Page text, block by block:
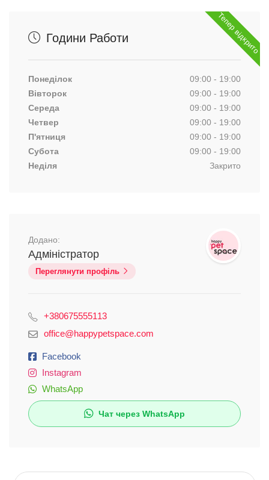
Тепер відкрито
Години Работи
Понеділок
09:00 - 19:00
Вівторок
09:00 - 19:00
Середа
09:00 - 19:00
Четвер
09:00 - 19:00
П'ятниця
09:00 - 19:00
Субота
09:00 - 19:00
Неділя
Закрито
Додано:
Адміністратор
Переглянути профіль
+380675555113
office@happypetspace.com
Facebook
Instagram
WhatsApp
Чат через WhatsApp